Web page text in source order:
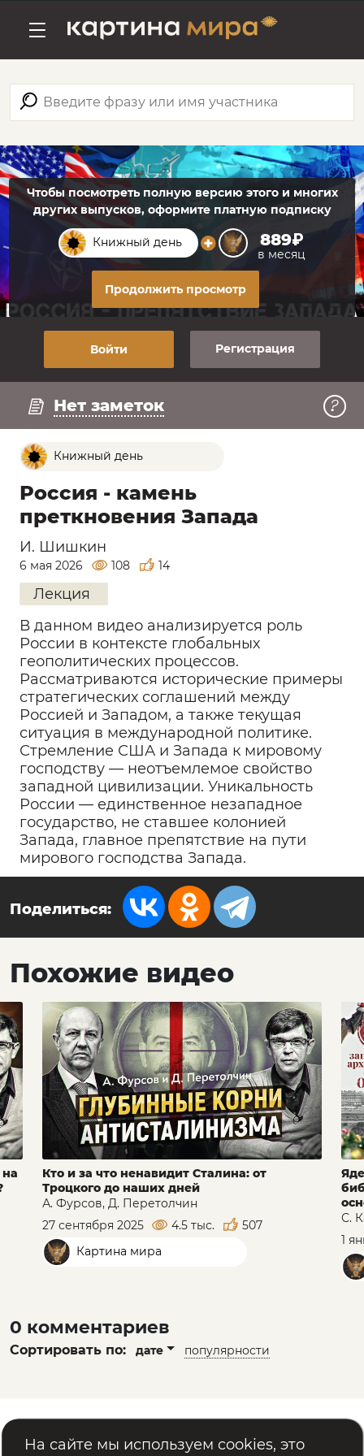
Чтобы посмотреть полную версию этого и многих
других выпусков, оформите платную подписку
Книжный день 889₽
в месяц
Продолжить просмотр
Войти Регистрация
Нет заметок
Книжный день
Россия - камень
преткновения Запада
И. Шишкин
6 мая 2026 108 14
Лекция
В данном видео анализируется роль
России в контексте глобальных
геополитических процессов.
Рассматриваются исторические примеры
стратегических соглашений между
Россией и Западом, а также текущая
ситуация в международной политике.
Стремление США и Запада к мировому
господству — неотъемлемое свойство
западной цивилизации. Уникальность
России — единственное незападное
государство, не ставшее колонией
Запада, главное препятствие на пути
мирового господства Запада.
Поделиться:
Похожие видео
Кто и за что ненавидит Сталина: от
Троцкого до наших дней
А. Фурсов, Д. Перетолчин
27 сентября 2025
4.5 тыс.
507
Картина мира
С.
1
0 комментариев
Сортировать по: дате популярности
На сайте мы используем cookies, это